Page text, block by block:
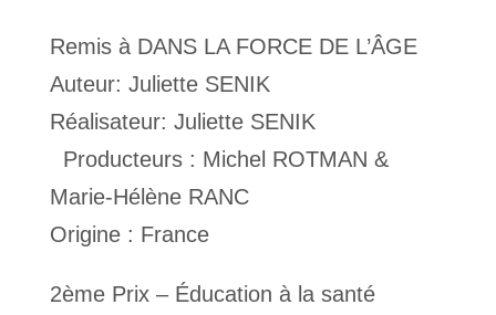
Remis à DANS LA FORCE DE L’ÂGE
Auteur: Juliette SENIK
Réalisateur: Juliette SENIK
Producteurs : Michel ROTMAN &
Marie-Hélène RANC
Origine : France
2ème Prix – Éducation à la santé